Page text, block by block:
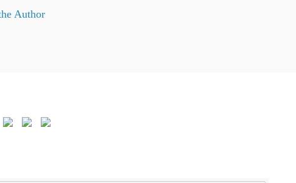
Author